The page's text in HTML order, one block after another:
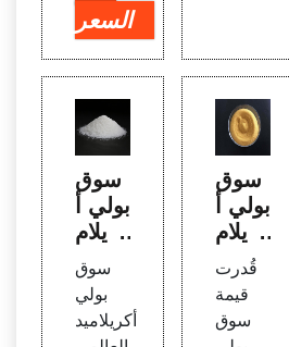
السعر
سوق
بولي أ
كريلام
يد العا
لمي
2019
من قب
سوق
بولي
أكريلاميد
سوق
بولي أ
كريلام
يد العا
لمي -
تحليل
الصنا
قُدرت
قيمة
سوق